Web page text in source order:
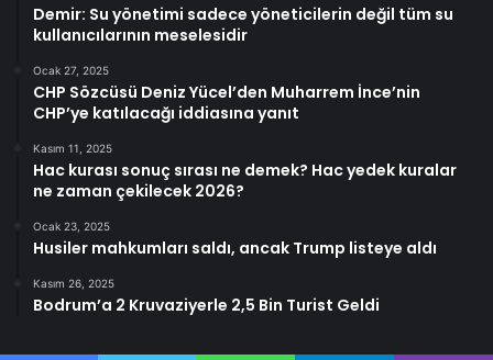
Demir: Su yönetimi sadece yöneticilerin değil tüm su
kullanıcılarının meselesidir
Ocak 27, 2025
CHP Sözcüsü Deniz Yücel’den Muharrem İnce’nin
CHP’ye katılacağı iddiasına yanıt
Kasım 11, 2025
Hac kurası sonuç sırası ne demek? Hac yedek kuralar
ne zaman çekilecek 2026?
Ocak 23, 2025
Husiler mahkumları saldı, ancak Trump listeye aldı
Kasım 26, 2025
Bodrum’a 2 Kruvaziyerle 2,5 Bin Turist Geldi